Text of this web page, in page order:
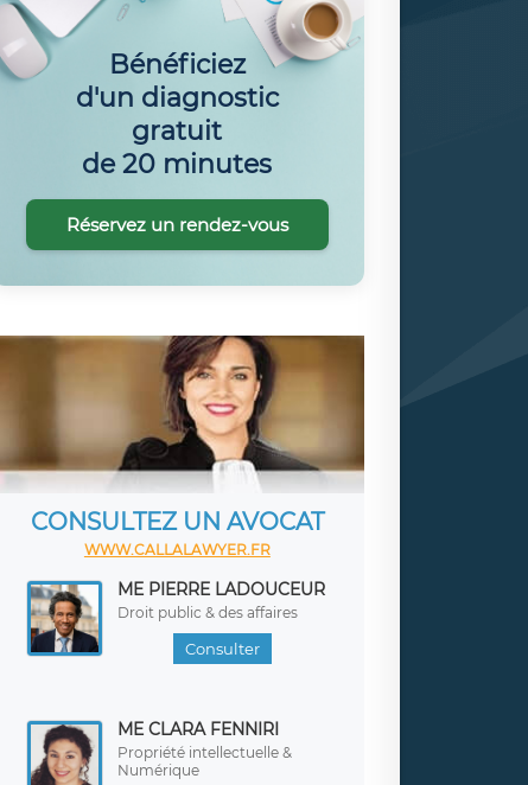
Bénéficiez
d'un diagnostic
gratuit
de 20 minutes
Réservez un rendez-vous
CONSULTEZ UN AVOCAT
WWW.CALLALAWYER.FR
ME PIERRE LADOUCEUR
Droit public & des affaires
Consulter
ME CLARA FENNIRI
Propriété intellectuelle &
Numérique